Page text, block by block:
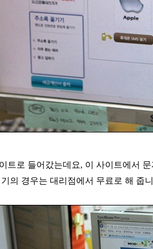
트로 들어갔는데요, 이 사이트에서
의 경우는 대리점에서 무료로 해 줍